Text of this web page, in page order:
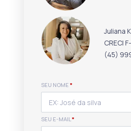
Juliana
CRECI
(45)
SEU NOME *
SEU E-MAIL*